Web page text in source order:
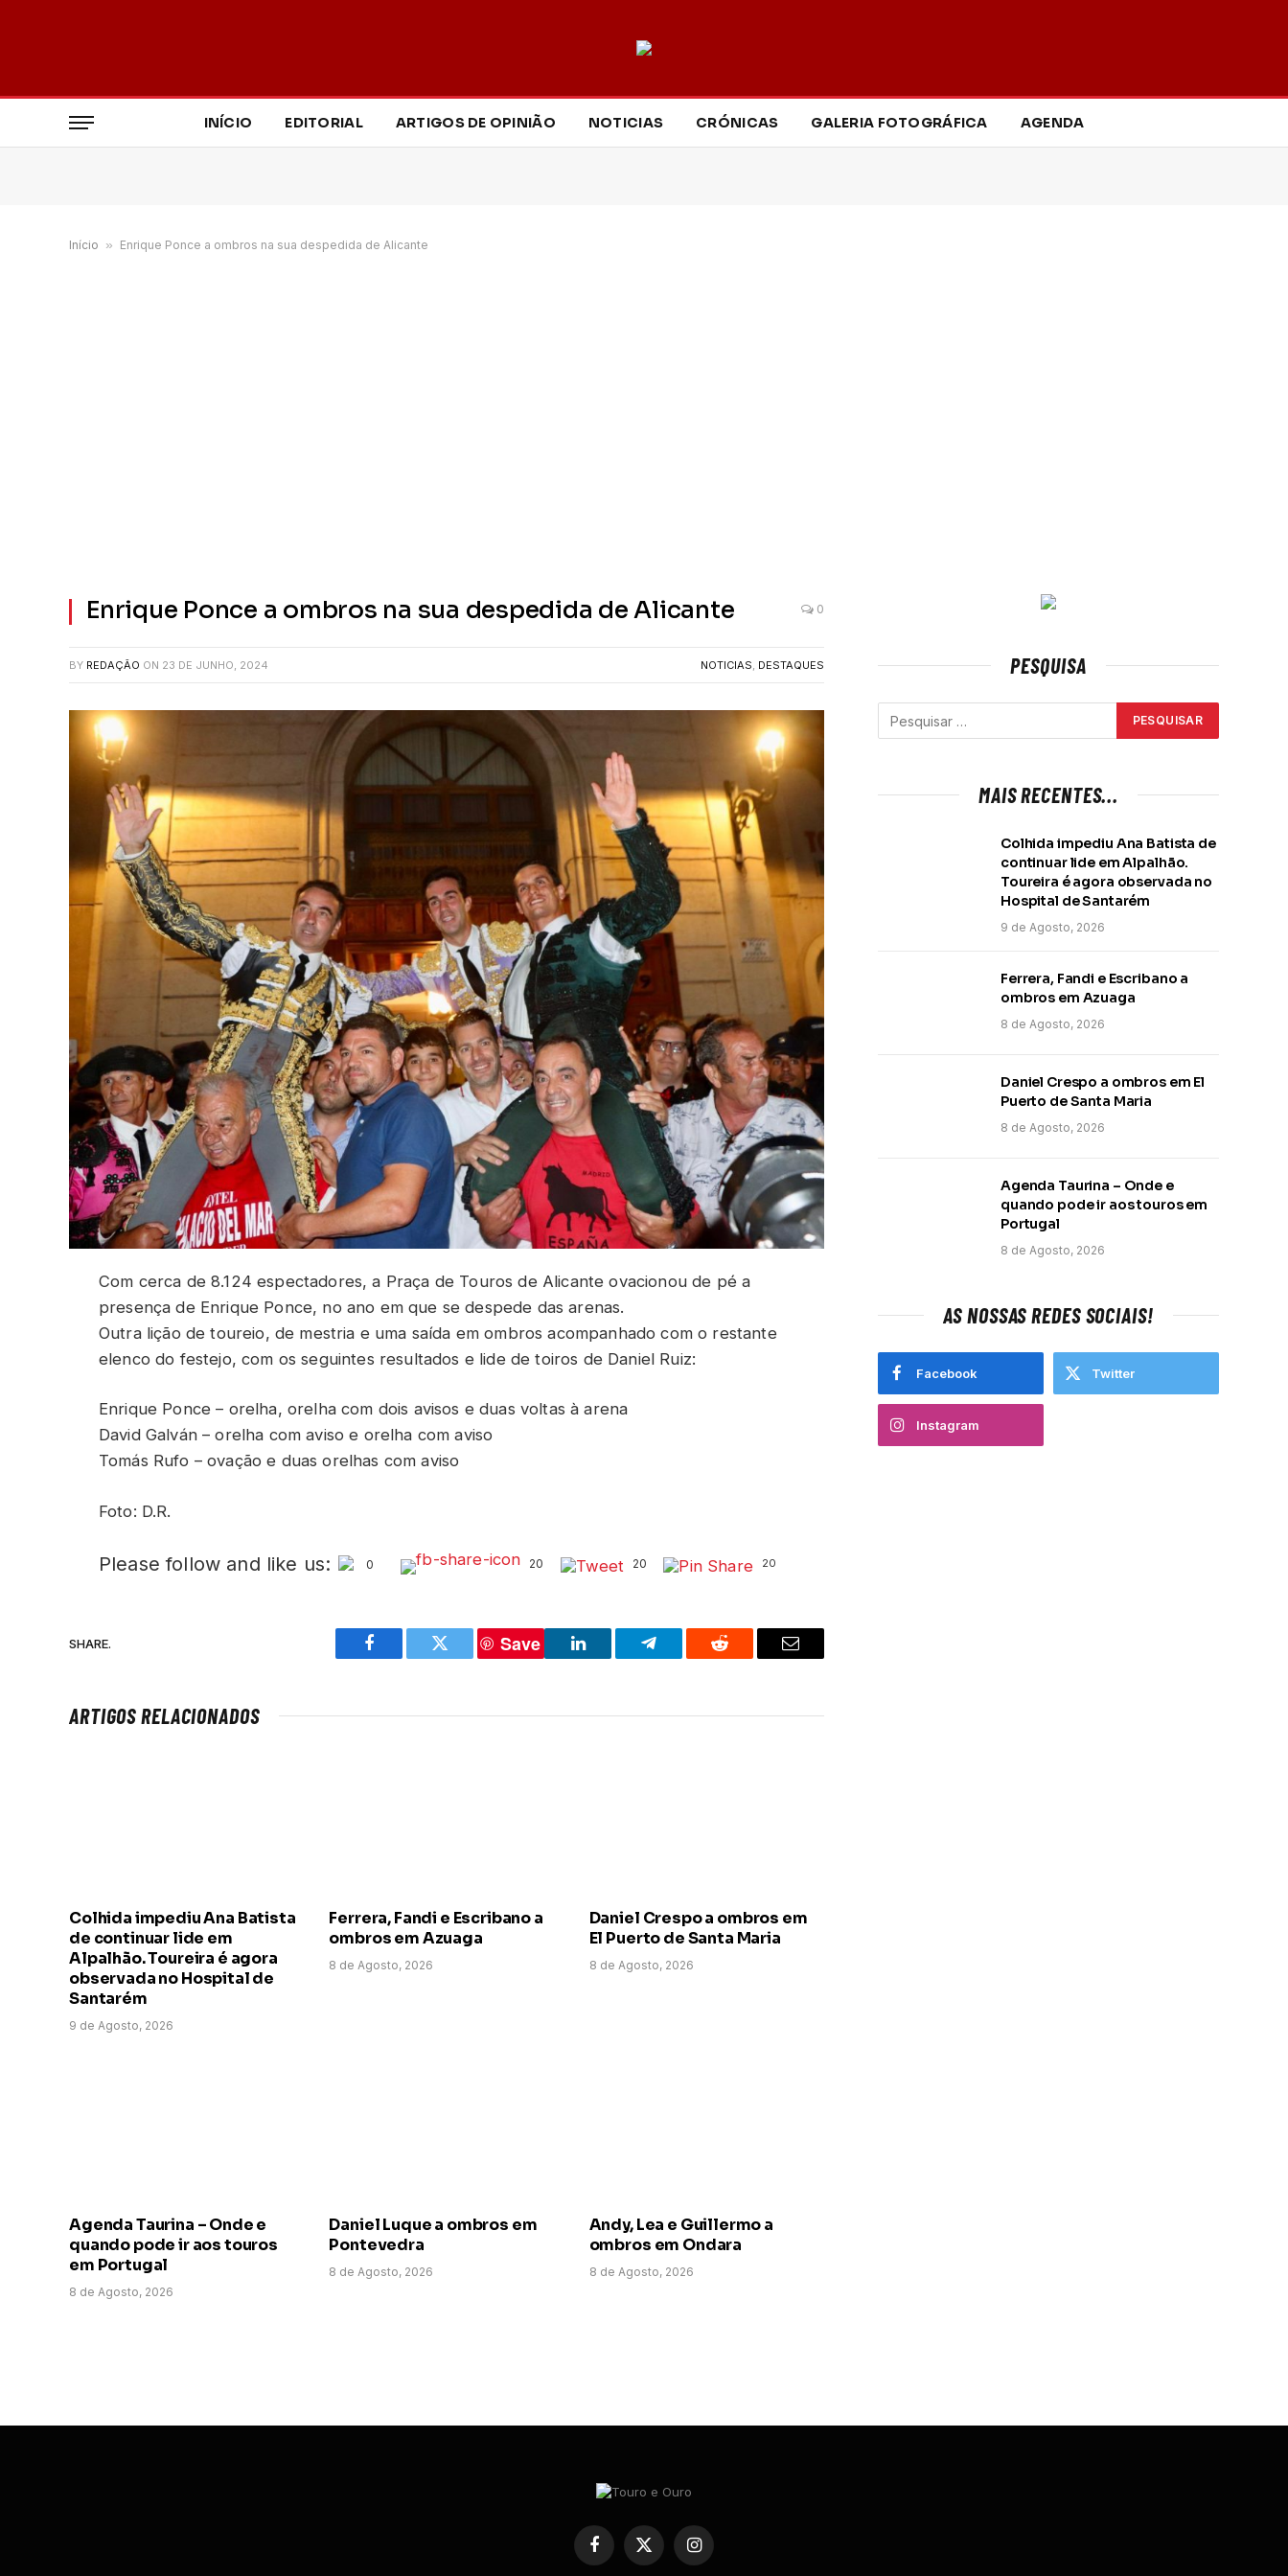
INÍCIO EDITORIAL ARTIGOS DE OPINIÃO NOTICIAS CRÓNICAS GALERIA FOTOGRÁFICA AGENDA
Início » Enrique Ponce a ombros na sua despedida de Alicante
Enrique Ponce a ombros na sua despedida de Alicante 0
BY REDAÇÃO ON 23 DE JUNHO, 2024 NOTICIAS, DESTAQUES
Com cerca de 8.124 espectadores, a Praça de Touros de Alicante ovacionou de pé a
presença de Enrique Ponce, no ano em que se despede das arenas.
Outra lição de toureio, de mestria e uma saída em ombros acompanhado com o restante
elenco do festejo, com os seguintes resultados e lide de toiros de Daniel Ruiz:
Enrique Ponce – orelha, orelha com dois avisos e duas voltas à arena
David Galván – orelha com aviso e orelha com aviso
Tomás Rufo – ovação e duas orelhas com aviso
Foto: D.R.
Please follow and like us: 0 20 20 20
SHARE.
Facebook Twitter
Save
LinkedIn Telegram Reddit Email
ARTIGOS RELACIONADOS
Colhida impediu Ana Batista
de continuar lide em
Alpalhão. Toureira é agora
observada no Hospital de
Santarém
9 de Agosto, 2026
Ferrera, Fandi e Escribano a
ombros em Azuaga
8 de Agosto, 2026
Daniel Crespo a ombros em
El Puerto de Santa Maria
8 de Agosto, 2026
Agenda Taurina – Onde e
quando pode ir aos touros
em Portugal
8 de Agosto, 2026
Daniel Luque a ombros em
Pontevedra
8 de Agosto, 2026
Andy, Lea e Guillermo a
ombros em Ondara
8 de Agosto, 2026
PESQUISA
MAIS RECENTES...
Colhida impediu Ana Batista de
continuar lide em Alpalhão.
Toureira é agora observada no
Hospital de Santarém
9 de Agosto, 2026
Ferrera, Fandi e Escribano a
ombros em Azuaga
8 de Agosto, 2026
Daniel Crespo a ombros em El
Puerto de Santa Maria
8 de Agosto, 2026
Agenda Taurina – Onde e
quando pode ir aos touros em
Portugal
8 de Agosto, 2026
AS NOSSAS REDES SOCIAIS!
Facebook Twitter
Instagram
Facebook
X
Instagram